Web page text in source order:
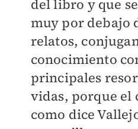
del libro y que
muy por debajo
relatos,
conocimiento
principales
vidas, porque el
como dice